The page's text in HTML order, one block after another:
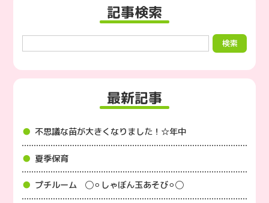
記事検索
最新記事
不思議な苗が大きくなりました！☆年中
夏季保育
プチルーム ◯⚪︎しゃぼん玉あそび⚪︎◯